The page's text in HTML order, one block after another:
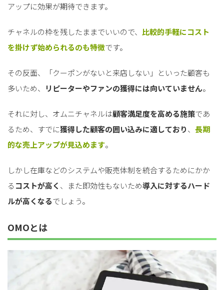
アップに効果が期待できます。
チャネルの枠を残したままでいいので、 比較的手軽にコスト
を掛けず始められるのも特徴です。
その反面、「クーポンがないと来店しない」といった顧客も
多いため、
リピーターやファンの獲得には向いていません。
それに対し、オムニチャネルは顧客満足度を高める施策であ
るため、すでに獲得した顧客の囲い込みに適しており、 長期
的な売上アップが見込めます。
しかし在庫などのシステムや販売体制を統合するためにかか
る コストが高く 、また即効性もないため導入に対するハード
ルが高くなるでしょう。
OMOとは